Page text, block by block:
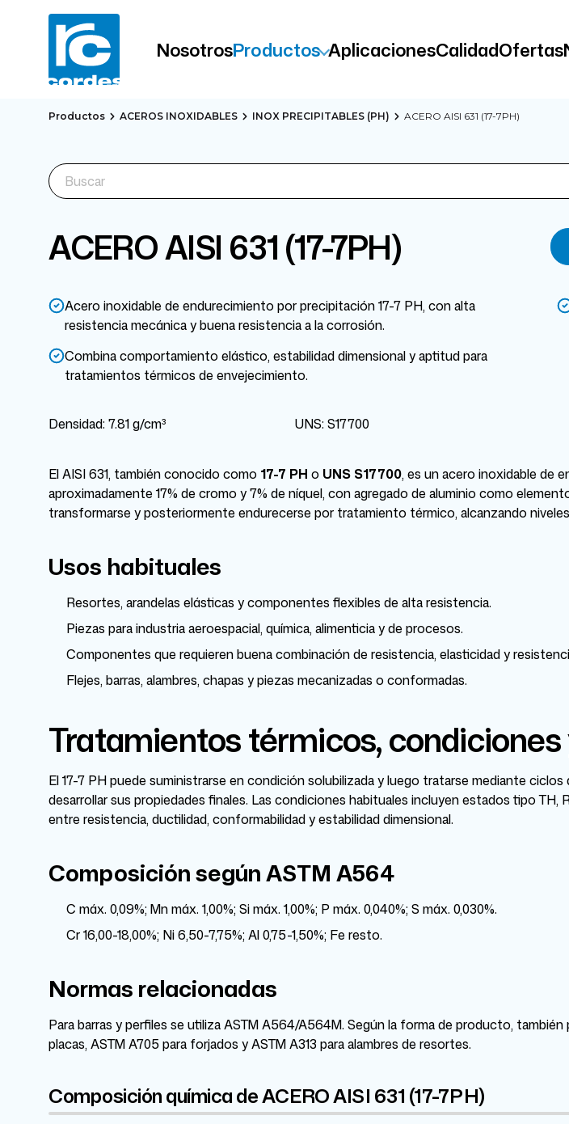
NosotrosProductos AplicacionesCalidadOfertas
Productos ACEROS INOXIDABLES INOX PRECIPITABLES (PH) ACERO AISI 631 (17-7PH)
ACERO AISI 631 (17-7PH)
Acero inoxidable de endurecimiento por precipitación 17-7 PH, con alta
resistencia mecánica y buena resistencia a la corrosión.
Combina comportamiento elástico, estabilidad dimensional y aptitud para
tratamientos térmicos de envejecimiento.
Densidad: 7.81 g/cm³ UNS: S17700
El AISI 631, también conocido como 17-7 PH o UNS S17700, es un acero inoxidable de
aproximadamente 17% de cromo y 7% de níquel, con agregado de aluminio como
transformarse y posteriormente endurecerse por tratamiento térmico, alcanzando
Usos habituales
Resortes, arandelas elásticas y componentes flexibles de alta resistencia.
Piezas para industria aeroespacial, química, alimenticia y de procesos.
Componentes que requieren buena combinación de resistencia, elasticidad y
Flejes, barras, alambres, chapas y piezas mecanizadas o conformadas.
Tratamientos térmicos,
El 17-7 PH puede suministrarse en condición solubilizada y luego tratarse mediante
desarrollar sus propiedades finales. Las condiciones habituales incluyen estados tipo TH,
entre resistencia, ductilidad, conformabilidad y estabilidad dimensional.
Composición según ASTM A564
C máx. 0,09%; Mn máx. 1,00%; Si máx. 1,00%; P máx. 0,040%; S máx. 0,030%.
Cr 16,00-18,00%; Ni 6,50-7,75%; Al 0,75-1,50%; Fe resto.
Normas relacionadas
Para barras y perfiles se utiliza ASTM A564/A564M. Según la forma de producto,
placas, ASTM A705 para forjados y ASTM A313 para alambres de resortes.
Composición química de ACERO AISI 631 (17-7PH)